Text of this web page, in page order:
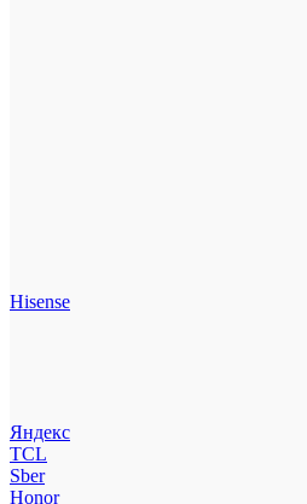
Hisense
Яндекс
TCL
Sber
Honor